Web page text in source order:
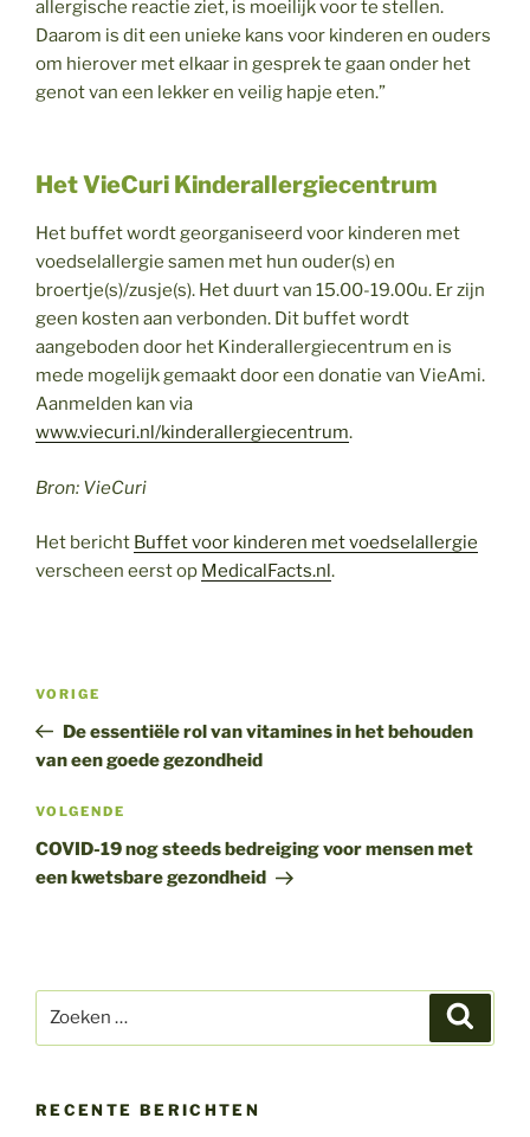
allergische reactie ziet, is moeilijk voor te stellen.
Daarom is dit een unieke kans voor kinderen en ouders
om hierover met elkaar in gesprek te gaan onder het
genot van een lekker en veilig hapje eten.”
Het VieCuri Kinderallergiecentrum
Het buffet wordt georganiseerd voor kinderen met
voedselallergie samen met hun ouder(s) en
broertje(s)/zusje(s). Het duurt van 15.00-19.00u. Er zijn
geen kosten aan verbonden. Dit buffet wordt
aangeboden door het Kinderallergiecentrum en is
mede mogelijk gemaakt door een donatie van VieAmi.
Aanmelden kan via
www.viecuri.nl/kinderallergiecentrum.
Bron: VieCuri
Het bericht Buffet voor kinderen met voedselallergie
verscheen eerst op MedicalFacts.nl.
Vorig
bericht
VORIGE
De essentiële rol van vitamines in het behouden
van een goede gezondheid
Volgend
bericht
VOLGENDE
COVID-19 nog steeds bedreiging voor mensen met
een kwetsbare gezondheid
naar:
RECENTE BERICHTEN